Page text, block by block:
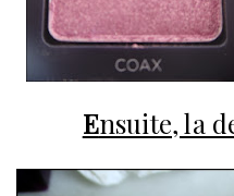
Ensuite, la